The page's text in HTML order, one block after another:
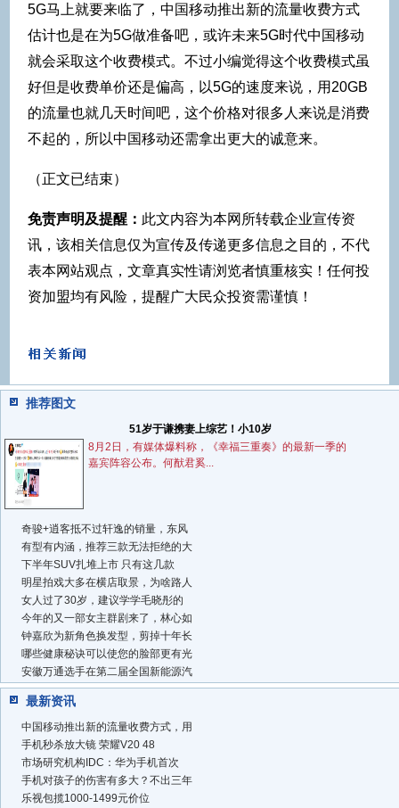
5G马上就要来临了，中国移动推出新的流量收费方式
估计也是在为5G做准备吧，或许未来5G时代中国移动
就会采取这个收费模式。不过小编觉得这个收费模式虽
好但是收费单价还是偏高，以5G的速度来说，用20GB
的流量也就几天时间吧，这个价格对很多人来说是消费
不起的，所以中国移动还需拿出更大的诚意来。
（正文已结束）
免责声明及提醒： 此文内容为本网所转载企业宣传资
讯，该相关信息仅为宣传及传递更多信息之目的，不代
表本网站观点，文章真实性请浏览者慎重核实！任何投
资加盟均有风险，提醒广大民众投资需谨慎！
推荐图文
51岁于谦携妻上综艺！小10岁
8月2日，有媒体爆料称，《幸福三重奏》的最新一季的
嘉宾阵容公布。何猷君奚...
奇骏+逍客抵不过轩逸的销量，东风
有型有内涵，推荐三款无法拒绝的大
下半年SUV扎堆上市 只有这几款
明星拍戏大多在横店取景，为啥路人
女人过了30岁，建议学学毛晓彤的
今年的又一部女主群剧来了，林心如
钟嘉欣为新角色换发型，剪掉十年长
哪些健康秘诀可以使您的脸部更有光
安徽万通选手在第二届全国新能源汽
最新资讯
中国移动推出新的流量收费方式，用
手机秒杀放大镜 荣耀V20 48
市场研究机构IDC：华为手机首次
手机对孩子的伤害有多大？不出三年
乐视包揽1000-1499元价位